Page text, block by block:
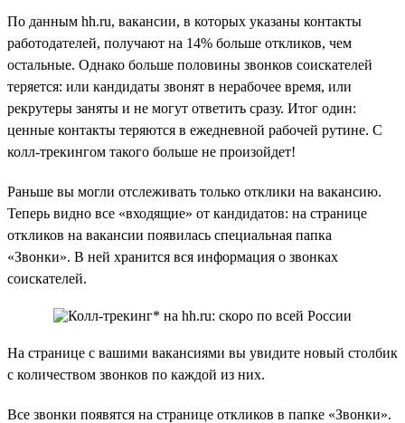
По данным hh.ru, вакансии, в которых указаны контакты
работодателей, получают на 14% больше откликов, чем
остальные. Однако больше половины звонков соискателей
теряется: или кандидаты звонят в нерабочее время, или
рекрутеры заняты и не могут ответить сразу. Итог один:
ценные контакты теряются в ежедневной рабочей рутине. С
колл-трекингом такого больше не произойдет!
Раньше вы могли отслеживать только отклики на вакансию.
Теперь видно все «входящие» от кандидатов: на странице
откликов на вакансии появилась специальная папка
«Звонки». В ней хранится вся информация о звонках
соискателей.
На странице с вашими вакансиями вы увидите новый столбик
с количеством звонков по каждой из них.
Все звонки появятся на странице откликов в папке «Звонки».